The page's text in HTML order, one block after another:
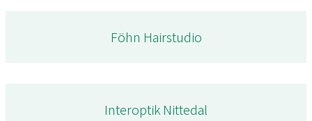
Föhn Hairstudio
Interoptik Nittedal